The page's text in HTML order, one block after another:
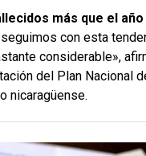
más que el año
con esta
considerable»,
del Plan Nacional
nicaragüense.